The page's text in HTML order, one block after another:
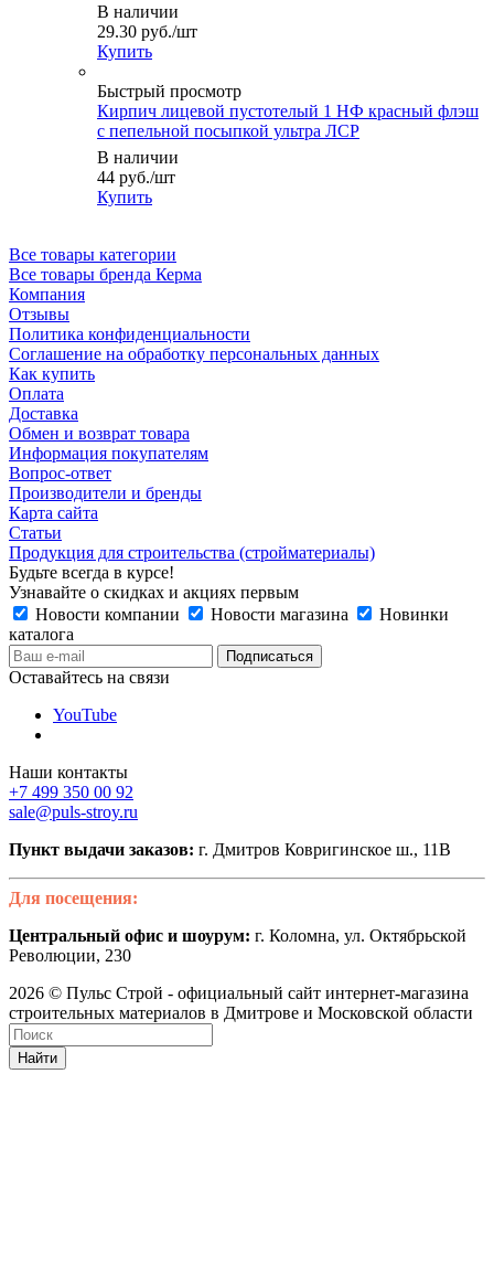
В наличии
29.30 руб./шт
Купить
Быстрый просмотр
Кирпич лицевой пустотелый 1 НФ красный флэш
с пепельной посыпкой ультра ЛСР
В наличии
44 руб./шт
Купить
Все товары категории
Все товары бренда Керма
Компания
Отзывы
Политика конфиденциальности
Соглашение на обработку персональных данных
Как купить
Оплата
Доставка
Обмен и возврат товара
Информация покупателям
Вопрос-ответ
Производители и бренды
Карта сайта
Статьи
Продукция для строительства (стройматериалы)
Будьте всегда в курсе!
Узнавайте о скидках и акциях первым
Новости компании
Новости магазина
Новинки
каталога
Оставайтесь на связи
YouTube
Наши контакты
+7 499 350 00 92
sale@puls-stroy.ru
Пункт выдачи заказов: г. Дмитров Ковригинское ш., 11В
Для посещения:
Центральный офис и шоурум: г. Коломна, ул. Октябрьской
Революции, 230
2026 © Пульс Строй - официальный сайт интернет-магазина
строительных материалов в Дмитрове и Московской области
Найти